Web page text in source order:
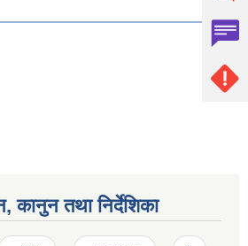
कानुन तथा निर्देशिका